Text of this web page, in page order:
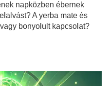
napközben ébernek
A yerba mate és
bonyolult kapcsolat?